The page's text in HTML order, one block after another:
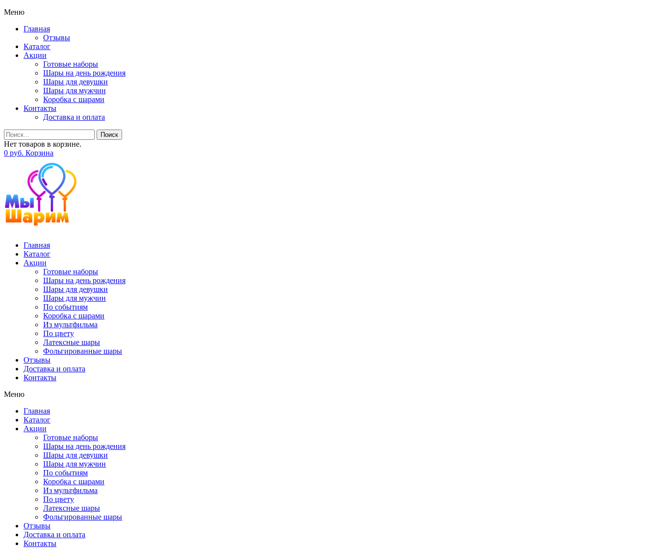
Меню
Главная
Отзывы
Каталог
Акции
Готовые наборы
Шары на день рождения
Шары для девушки
Шары для мужчин
Коробка с шарами
Контакты
Доставка и оплата
Поиск
Нет товаров в корзине.
0 руб. Корзина
Главная
Каталог
Акции
Готовые наборы
Шары на день рождения
Шары для девушки
Шары для мужчин
По событиям
Коробка с шарами
Из мультфильма
По цвету
Латексные шары
Фольгированные шары
Отзывы
Доставка и оплата
Контакты
Меню
Главная
Каталог
Акции
Готовые наборы
Шары на день рождения
Шары для девушки
Шары для мужчин
По событиям
Коробка с шарами
Из мультфильма
По цвету
Латексные шары
Фольгированные шары
Отзывы
Доставка и оплата
Контакты